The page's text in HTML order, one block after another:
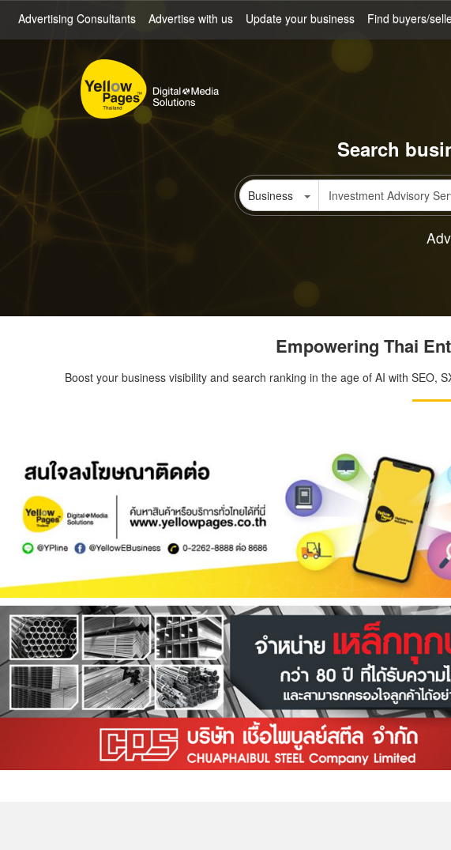
Advertising Consultants Advertise with us Update your business Find buyers/
Search
Business
Empowering Thai
Boost your business visibility and search ranking in the age of AI with SEO,